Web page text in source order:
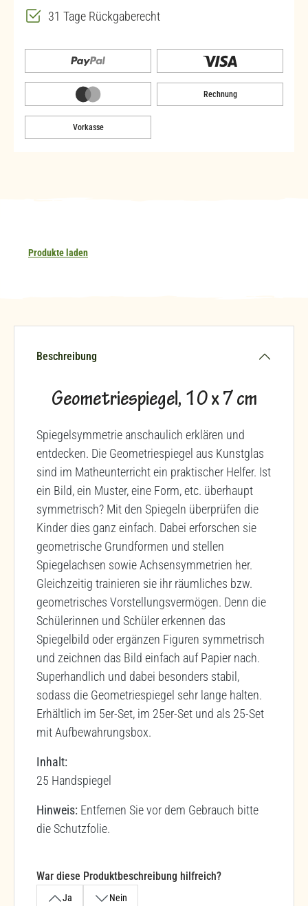
31 Tage Rückgaberecht
Rechnung
Vorkasse
Produkte laden
Beschreibung
Geometriespiegel, 10 x 7 cm
Spiegelsymmetrie anschaulich erklären und
entdecken. Die Geometriespiegel aus Kunstglas
sind im Matheunterricht ein praktischer Helfer. Ist
ein Bild, ein Muster, eine Form, etc. überhaupt
symmetrisch? Mit den Spiegeln überprüfen die
Kinder dies ganz einfach. Dabei erforschen sie
geometrische Grundformen und stellen
Spiegelachsen sowie Achsensymmetrien her.
Gleichzeitig trainieren sie ihr räumliches bzw.
geometrisches Vorstellungsvermögen. Denn die
Schülerinnen und Schüler erkennen das
Spiegelbild oder ergänzen Figuren symmetrisch
und zeichnen das Bild einfach auf Papier nach.
Superhandlich und dabei besonders stabil,
sodass die Geometriespiegel sehr lange halten.
Erhältlich im 5er-Set, im 25er-Set und als 25-Set
mit Aufbewahrungsbox.
Inhalt:
25 Handspiegel
Hinweis: Entfernen Sie vor dem Gebrauch bitte
die Schutzfolie.
War diese Produktbeschreibung hilfreich?
Ja Nein